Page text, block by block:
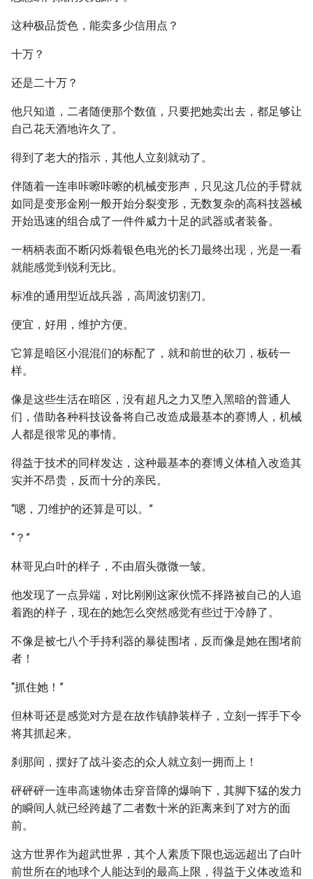
这种极品货色，能卖多少信用点？
十万？
还是二十万？
他只知道，二者随便那个数值，只要把她卖出去，都足够让
自己花天酒地许久了。
得到了老大的指示，其他人立刻就动了。
伴随着一连串咔嚓咔嚓的机械变形声，只见这几位的手臂就
如同是变形金刚一般开始分裂变形，无数复杂的高科技器械
开始迅速的组合成了一件件威力十足的武器或者装备。
一柄柄表面不断闪烁着银色电光的长刀最终出现，光是一看
就能感觉到锐利无比。
标准的通用型近战兵器，高周波切割刀。
便宜，好用，维护方便。
它算是暗区小混混们的标配了，就和前世的砍刀，板砖一
样。
像是这些生活在暗区，没有超凡之力又堕入黑暗的普通人
们，借助各种科技设备将自己改造成最基本的赛博人，机械
人都是很常见的事情。
得益于技术的同样发达，这种最基本的赛博义体植入改造其
实并不昂贵，反而十分的亲民。
“嗯，刀维护的还算是可以。”
“？”
林哥见白叶的样子，不由眉头微微一皱。
他发现了一点异端，对比刚刚这家伙慌不择路被自己的人追
着跑的样子，现在的她怎么突然感觉有些过于冷静了。
不像是被七八个手持利器的暴徒围堵，反而像是她在围堵前
者！
“抓住她！”
但林哥还是感觉对方是在故作镇静装样子，立刻一挥手下令
将其抓起来。
刹那间，摆好了战斗姿态的众人就立刻一拥而上！
砰砰砰一连串高速物体击穿音障的爆响下，其脚下猛的发力
的瞬间人就已经跨越了二者数十米的距离来到了对方的面
前。
这方世界作为超武世界，其个人素质下限也远远超出了白叶
前世所在的地球个人能达到的最高上限，得益于义体改造和